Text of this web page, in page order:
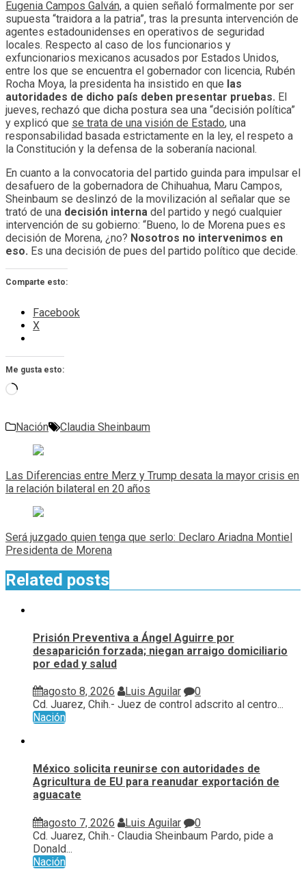
Eugenia Campos Galván, a quien señaló formalmente por ser
supuesta “traidora a la patria”, tras la presunta intervención de
agentes estadounidenses en operativos de seguridad
locales. Respecto al caso de los funcionarios y
exfuncionarios mexicanos acusados por Estados Unidos,
entre los que se encuentra el gobernador con licencia, Rubén
Rocha Moya, la presidenta ha insistido en que las
autoridades de dicho país deben presentar pruebas. El
jueves, rechazó que dicha postura sea una “decisión política”
y explicó que se trata de una visión de Estado, una
responsabilidad basada estrictamente en la ley, el respeto a
la Constitución y la defensa de la soberanía nacional.
En cuanto a la convocatoria del partido guinda para impulsar el
desafuero de la gobernadora de Chihuahua, Maru Campos,
Sheinbaum se deslinzó de la movilización al señalar que se
trató de una decisión interna del partido y negó cualquier
intervención de su gobierno: “Bueno, lo de Morena pues es
decisión de Morena, ¿no? Nosotros no intervenimos en
eso. Es una decisión de pues del partido político que decide.
Comparte esto:
Facebook
X
Me gusta esto:
Cargando...
Nación Claudia Sheinbaum
Navegación
de
entradas
Las Diferencias entre Merz y Trump desata la mayor crisis en
la relación bilateral en 20 años
Será juzgado quien tenga que serlo: Declaro Ariadna Montiel
Presidenta de Morena
Related posts
Prisión Preventiva a Ángel Aguirre por
desaparición forzada; niegan arraigo domiciliario
por edad y salud
agosto 8, 2026 Luis Aguilar
0
Cd. Juarez, Chih.- Juez de control adscrito al centro...
Nación
México solicita reunirse con autoridades de
Agricultura de EU para reanudar exportación de
aguacate
agosto 7, 2026 Luis Aguilar
0
Cd. Juarez, Chih.- Claudia Sheinbaum Pardo, pide a
Donald...
Nación